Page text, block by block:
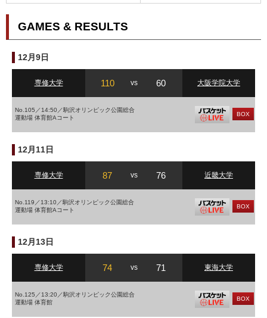
GAMES & RESULTS
12月9日
専修大学 110 vs 60 大阪学院大学
No.105／14:50／駒沢オリンピック公園総合
運動場 体育館Aコート
BOX
12月11日
専修大学 87 vs 76 近畿大学
No.119／13:10／駒沢オリンピック公園総合
運動場 体育館Aコート
BOX
12月13日
専修大学 74 vs 71 東海大学
No.125／13:20／駒沢オリンピック公園総合
運動場 体育館
BOX